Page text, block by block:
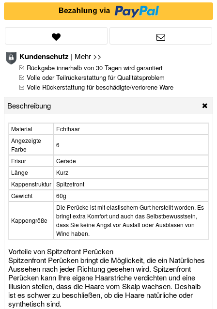
Kundenschutz | Mehr >>
Rückgabe innerhalb von 30 Tagen wird garantiert
Volle oder Teilrückerstattung für Qualitätsproblem
Volle Rückerstattung für beschädigte/verlorene Ware
Beschreibung
Material
Echthaar
Angezeigte
Farbe
6
Frisur
Gerade
Länge
Kurz
Kappenstruktur Spitzefront
Gewicht
60g
Kappengröße
Die Perücke ist mit elastischem Gurt herstellt worden. Es
bringt extra Komfort und auch das Selbstbewusstsein,
dass Sie keine Angst vor Ausfall oder Ausblasen von
Wind haben.
Vorteile von Spitzefront Perücken
Spitzenfront Perücken bringt die Möglickeit, die ein Natürliches
Aussehen nach jeder Richtung gesehen wird. Spitzenfront
Perücken kann Ihre eigene Haarstriche verdichten und eine
Illusion stellen, dass die Haare vom Skalp wachsen. Deshalb
ist es schwer zu beschließen, ob die Haare natürliche oder
synthetisch sind.